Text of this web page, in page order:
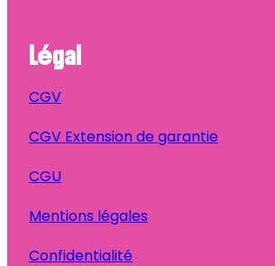
Légal
CGV
CGV Extension de garantie
CGU
Mentions légales
Confidentialité